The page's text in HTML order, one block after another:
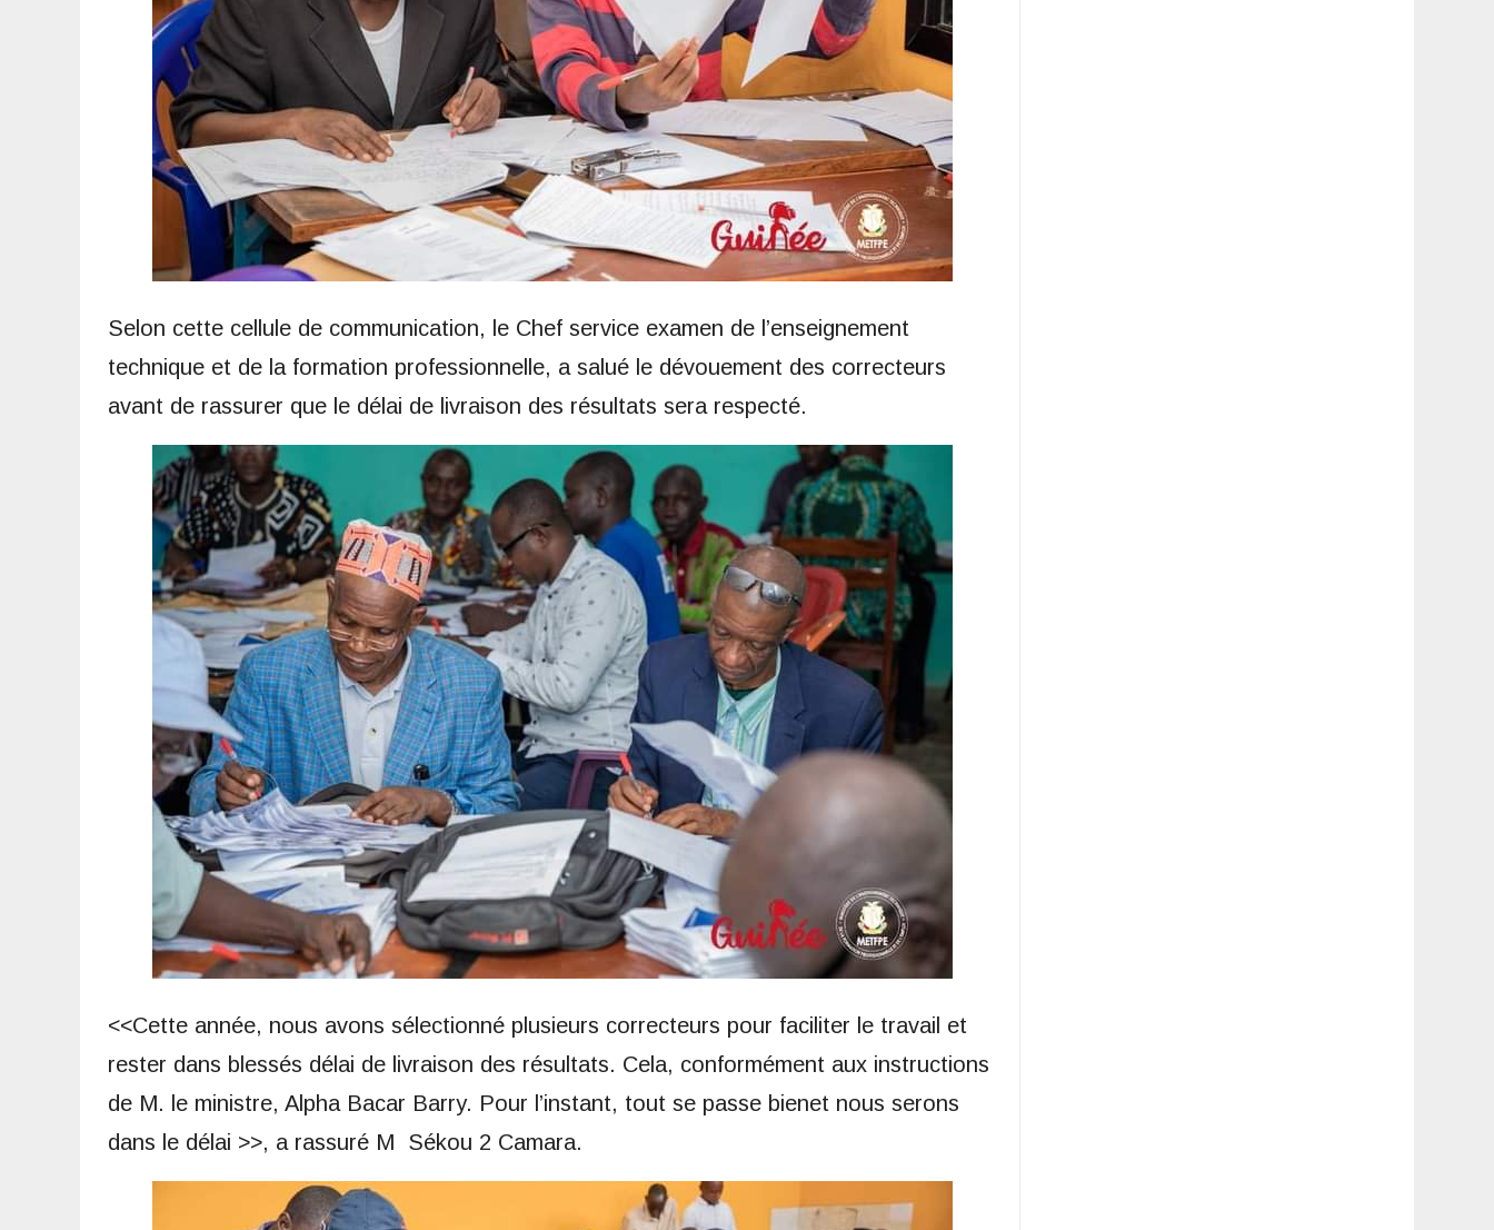
Selon cette cellule de communication, le Chef service examen de l’enseignement
technique et de la formation professionnelle, a salué le dévouement des correcteurs
avant de rassurer que le délai de livraison des résultats sera respecté.
<<Cette année, nous avons sélectionné plusieurs correcteurs pour faciliter le travail et
rester dans blessés délai de livraison des résultats. Cela, conformément aux instructions
de M. le ministre, Alpha Bacar Barry. Pour l’instant, tout se passe bienet nous serons
dans le délai >>, a rassuré M Sékou 2 Camara.